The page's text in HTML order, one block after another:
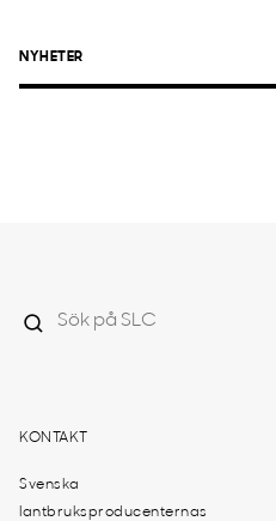
NYHETER
KONTAKT
Svenska
lantbruksproducenternas